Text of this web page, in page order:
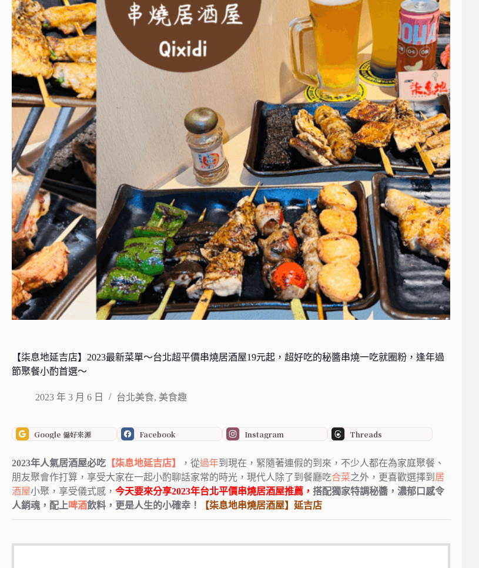
【柒息地延吉店】2023最新菜單～台北超平價串燒居酒屋19元起，超好吃的秘醬串燒一吃就圈粉，逢年過
節聚餐小酌首選～
2023 年 3 月 6 日 台北美食, 美食趣
Google 偏好來源 Facebook Instagram Threads
2023年人氣居酒屋必吃 【柒息地延吉店】 ，從過年到現在，緊隨著連假的到來， 不少人都在為家庭聚餐、
朋友聚會作打算， 享受大家在一起小酌聊話家常的時光， 現代人除了到餐廳吃合菜之外， 更喜歡選擇到 居
酒屋小聚，享受儀式感， 今天要來分享2023年台北平價串燒居酒屋推薦， 搭配獨家特調秘醬，濃郁口感令
人銷魂， 配上啤酒飲料，更是人生的小確幸！ 【柒息地串燒居酒屋】延吉店